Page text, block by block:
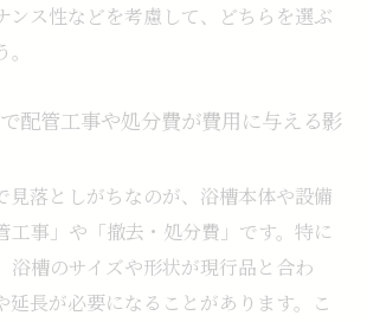
ンス性などを考慮して、どちらを選ぶ
配管工事や処分費が費用に与える影
見落としがちなのが、浴槽本体や設備
工事」や「撤去・処分費」です。特に
浴槽のサイズや形状が現行品と合わ
延長が必要になることがあります。こ